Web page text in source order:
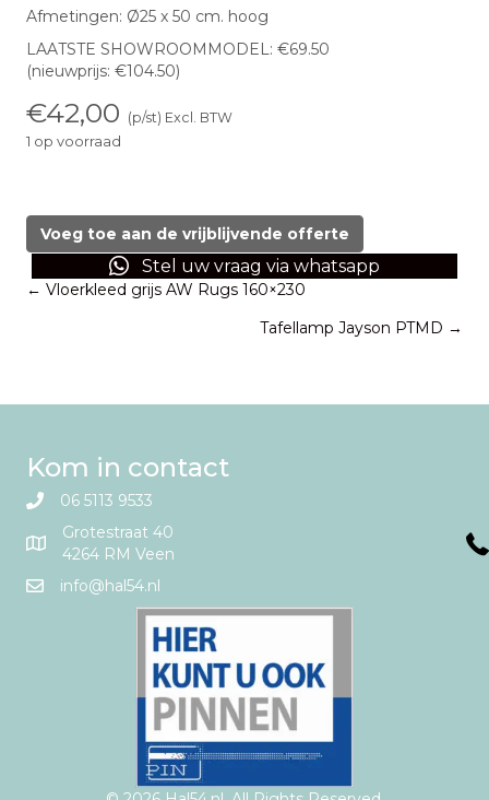
Afmetingen: Ø25 x 50 cm. hoog
LAATSTE SHOWROOMMODEL: €69.50
(nieuwprijs: €104.50)
€42,00 (p/st) Excl. BTW
1 op voorraad
Light
&
aantal
Voeg toe aan de vrijblijvende offerte
Stel uw vraag via whatsapp
Posts
← Vloerkleed grijs AW Rugs 160×230
Tafellamp Jayson PTMD →
Kom in contact
06 5113 9533
Grotestraat 40
4264 RM Veen
info@hal54.nl